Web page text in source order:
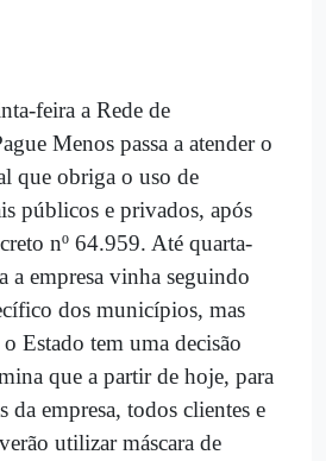
feira a Rede de
Menos passa a atender o
que obriga o uso de
públicos e privados, após
nº 64.959. Até quarta-
a empresa vinha seguindo
dos municípios, mas
Estado tem uma decisão
que a partir de hoje, para
da empresa, todos clientes e
utilizar máscara de